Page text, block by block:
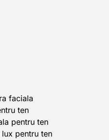
faciala
ten
pentru ten
pentru ten